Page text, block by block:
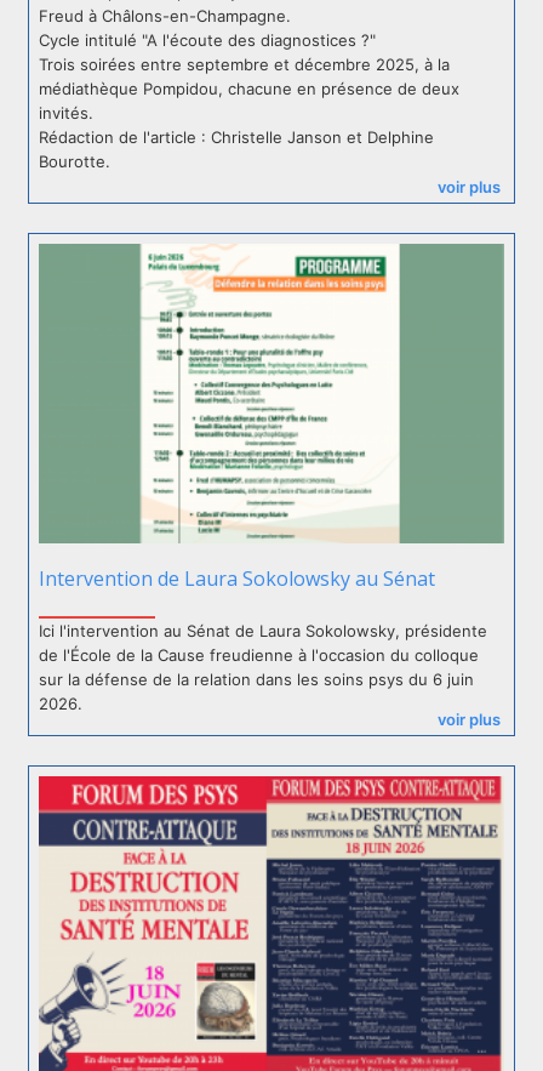
Freud à Châlons-en-Champagne.
Cycle intitulé "A l'écoute des diagnostices ?"
Trois soirées entre septembre et décembre 2025, à la
médiathèque Pompidou, chacune en présence de deux
invités.
Rédaction de l'article : Christelle Janson et Delphine
Bourotte.
voir plus
Intervention de Laura Sokolowsky au Sénat
Ici l'intervention au Sénat de Laura Sokolowsky, présidente
de l'École de la Cause freudienne à l'occasion du colloque
sur la défense de la relation dans les soins psys du 6 juin
2026.
voir plus